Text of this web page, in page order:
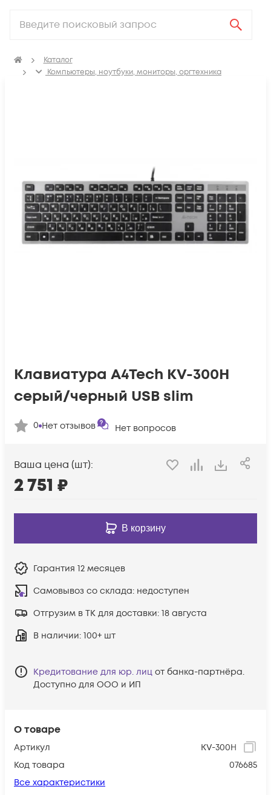
Каталог
Компьютеры, ноутбуки, мониторы, оргтехника
О товаре
Артикул
KV-300H
Код товара
076685
Все характеристики
Клавиатура A4Tech KV-300H
серый/черный USB slim
0 Нет отзывов Нет вопросов
Ваша цена (шт):
2 751 ₽
В корзину
Гарантия 12 месяцев
Самовывоз со склада: недоступен
Отгрузим в ТК для доставки: 18 августа
В наличии: 100+ шт
Кредитование для юр. лиц от банка-партнёра.
Доступно для ООО и ИП